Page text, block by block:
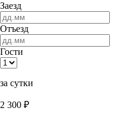
Заезд
Отъезд
Гости
за сутки
2 300 ₽